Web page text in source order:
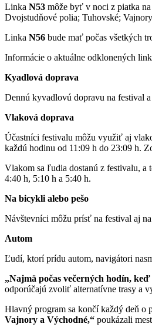
Linka N53 môže byť v noci z piatka
Dvojstudňové polia; Tuhovské;
Linka N56 bude mať počas všetkých
Informácie o aktuálne odklonených
Kyadlová doprava
Dennú kyvadlovú dopravu na festival
Vlaková doprava
Účastníci festivalu môžu využiť aj
každú hodinu od 11:09 h do 23:09 h.
Vlakom sa ľudia dostanú z festivalu, a
4:40 h, 5:10 h a 5:40 h.
Na bicykli alebo pešo
Návštevníci môžu prísť na festival aj
Autom
Ľudí, ktorí prídu autom, navigátori
„Najmä počas večerných hodín,
odporúčajú zvoliť alternatívne trasy a
Hlavný program sa končí každý deň o
Vajnory a Východné,“ poukázali